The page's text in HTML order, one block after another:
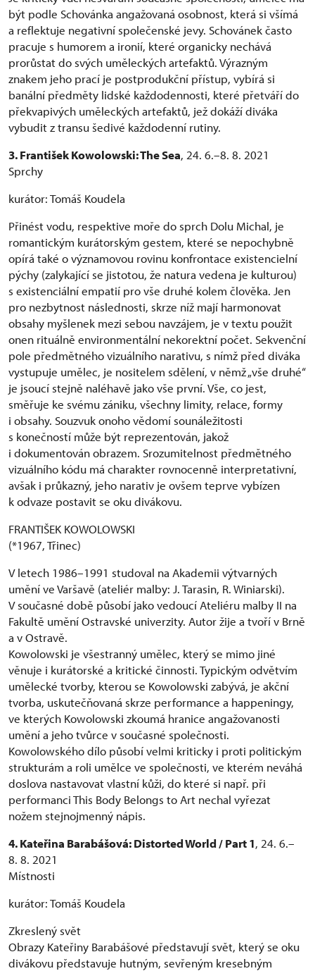
být podle Schovánka angažovaná osobnost, která si všímá
a reflektuje negativní společenské jevy. Schovánek často
pracuje s humorem a ironií, které organicky nechává
prorůstat do svých uměleckých artefaktů. Výrazným
znakem jeho prací je postprodukční přístup, vybírá si
banální předměty lidské každodennosti, které přetváří do
překvapivých uměleckých artefaktů, jež dokáží diváka
vybudit z transu šedivé každodenní rutiny.
3. František Kowolowski: The Sea, 24. 6.–8. 8. 2021
Sprchy
kurátor: Tomáš Koudela
Přinést vodu, respektive moře do sprch Dolu Michal, je
romantickým kurátorským gestem, které se nepochybně
opírá také o významovou rovinu konfrontace existencielní
pýchy (zalykající se jistotou, že natura vedena je kulturou)
s existenciální empatií pro vše druhé kolem člověka. Jen
pro nezbytnost následnosti, skrze níž mají harmonovat
obsahy myšlenek mezi sebou navzájem, je v textu použit
onen rituálně environmentální nekorektní počet. Sekvenční
pole předmětného vizuálního narativu, s nímž před diváka
vystupuje umělec, je nositelem sdělení, v němž „vše druhé“
je jsoucí stejně naléhavě jako vše první. Vše, co jest,
směřuje ke svému zániku, všechny limity, relace, formy
i obsahy. Souzvuk onoho vědomí sounáležitosti
s konečností může být reprezentován, jakož
i dokumentován obrazem. Srozumitelnost předmětného
vizuálního kódu má charakter rovnocenně interpretativní,
avšak i průkazný, jeho narativ je ovšem teprve vybízen
k odvaze postavit se oku divákovu.
FRANTIŠEK KOWOLOWSKI
(*1967, Třinec)
V letech 1986–1991 studoval na Akademii výtvarných
umění ve Varšavě (ateliér malby: J. Tarasin, R. Winiarski).
V současné době působí jako vedoucí Ateliéru malby II na
Fakultě umění Ostravské univerzity. Autor žije a tvoří v Brně
a v Ostravě.
Kowolowski je všestranný umělec, který se mimo jiné
věnuje i kurátorské a kritické činnosti. Typickým odvětvím
umělecké tvorby, kterou se Kowolowski zabývá, je akční
tvorba, uskutečňovaná skrze performance a happeningy,
ve kterých Kowolowski zkoumá hranice angažovanosti
umění a jeho tvůrce v současné společnosti.
Kowolowského dílo působí velmi kriticky i proti politickým
strukturám a roli umělce ve společnosti, ve kterém neváhá
doslova nastavovat vlastní kůži, do které si např. při
performanci This Body Belongs to Art nechal vyřezat
nožem stejnojmenný nápis.
4. Kateřina Barabášová: Distorted World / Part 1, 24. 6.–
8. 8. 2021
Místnosti
kurátor: Tomáš Koudela
Zkreslený svět
Obrazy Kateřiny Barabášové představují svět, který se oku
divákovu představuje hutným, sevřeným kresebným